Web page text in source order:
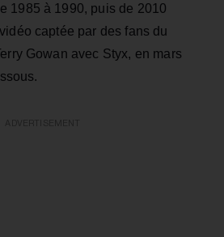
1985 à 1990, puis de 2010
captée par des fans du
Gowan avec Styx, en mars